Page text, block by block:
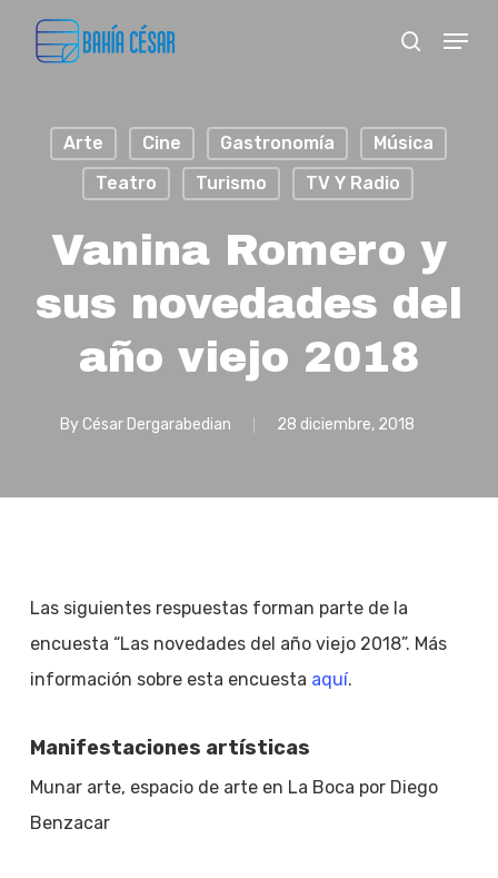
content
search
Menu
Arte Cine Gastronomía
Música
Teatro
Turismo TV Y Radio
Vanina Romero y
sus novedades del
año viejo 2018
By César Dergarabedian 28 diciembre, 2018
Las siguientes respuestas forman parte de la
encuesta “Las novedades del año viejo 2018”. Más
información sobre esta encuesta aquí.
Manifestaciones artísticas
Munar arte, espacio de arte en La Boca por Diego
Benzacar